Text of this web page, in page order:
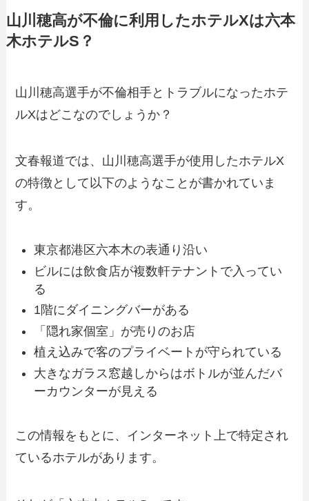
山川穂高が不倫に利用したホテルXは六本
木ホテルS？
山川穂高選手が不倫相手とトラブルになったホテ
ルXはどこなのでしょうか？
文春報道では、山川穂高選手が使用したホテルX
の特徴として以下のようなことが書かれていま
す。
東京都港区六本木の表通り沿い
ビルには飲食店が複数軒テナントで入ってい
る
1階にダイニングバーがある
「隠れ家個室」が売りのお店
植え込みで客のプライベートが守られている
大きなガラス窓越しからはボトルが並んだバ
ーカウンターが見える
この情報をもとに、インターネット上で特定され
ているホテルがあります。